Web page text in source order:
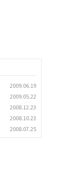
2009.06.19
2009.05.22
2008.12.23
2008.10.23
2008.07.25